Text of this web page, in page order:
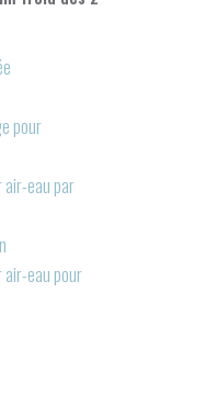
pour
air-eau par
air-eau pour